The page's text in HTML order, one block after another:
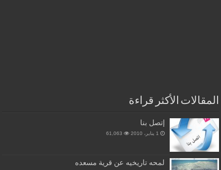
المقالات الأكثر قراءة
إتصل بنا
1 يناير، 2010 61,063
لمحه تاريخيه عن قرية مسعده